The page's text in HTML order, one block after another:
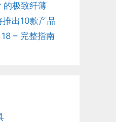
的极致纤薄
出10款产品
– 完整指南